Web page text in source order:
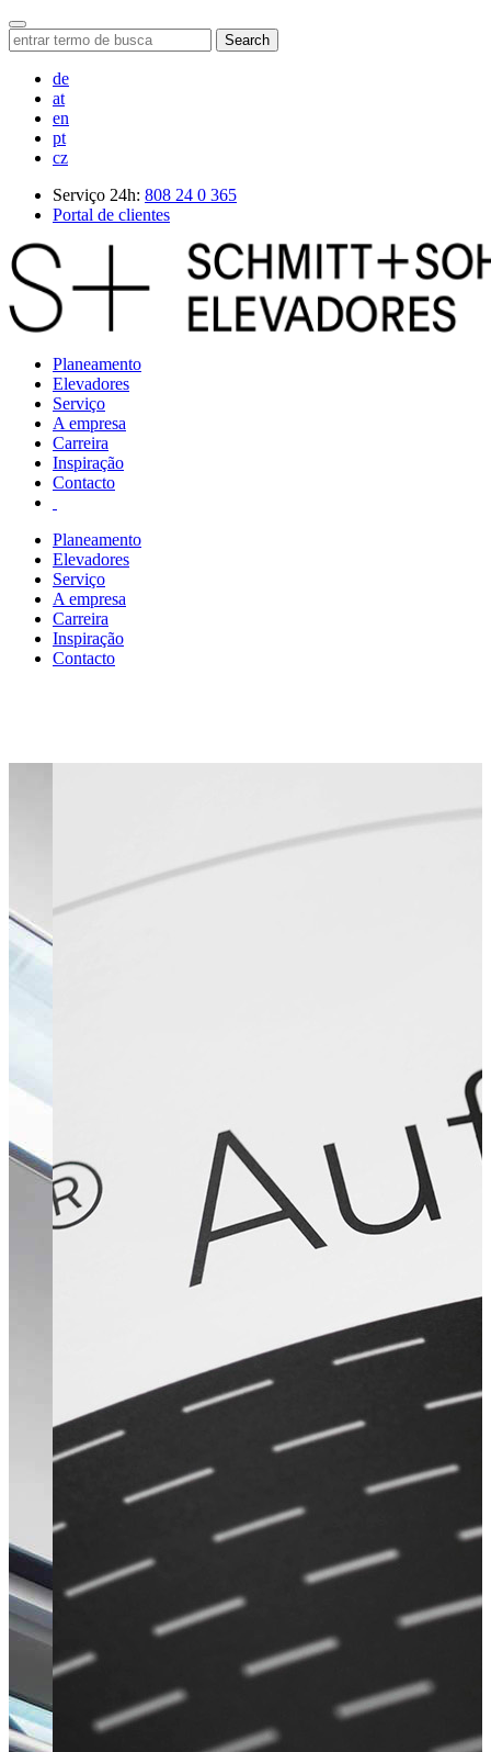
Search
de
at
en
pt
cz
Serviço 24h: 808 24 0 365
Portal de clientes
Planeamento
Elevadores
Serviço
A empresa
Carreira
Inspiração
Contacto
Planeamento
Elevadores
Serviço
A empresa
Carreira
Inspiração
Contacto